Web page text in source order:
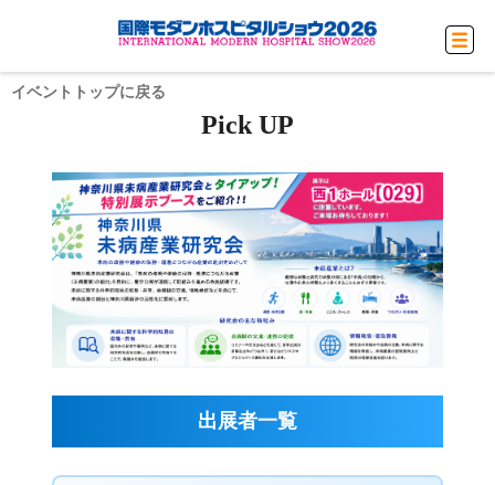
イベントトップに戻る
Pick UP
出展者一覧